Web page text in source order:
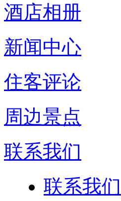
酒店相册
新闻中心
住客评论
周边景点
联系我们
联系我们